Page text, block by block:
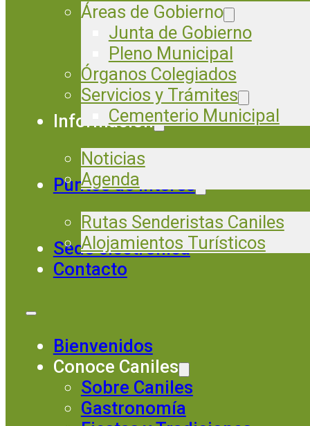
Áreas de Gobierno
Junta de Gobierno
Pleno Municipal
Órganos Colegiados
Servicios y Trámites
Cementerio Municipal
Información
Noticias
Agenda
Puntos de Interés
Rutas Senderistas Caniles
Alojamientos Turísticos
Sede electrónica
Contacto
Bienvenidos
Conoce Caniles
Sobre Caniles
Gastronomía